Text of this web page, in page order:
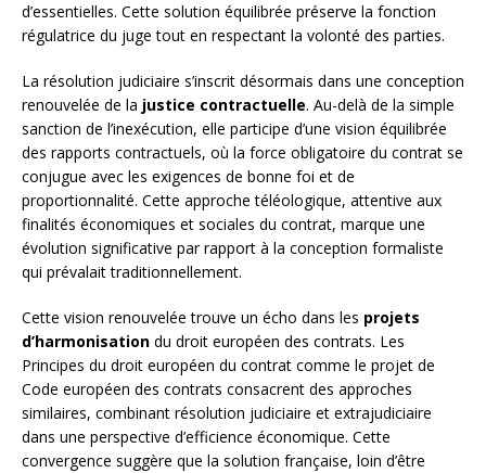
d’essentielles. Cette solution équilibrée préserve la fonction
régulatrice du juge tout en respectant la volonté des parties.
La résolution judiciaire s’inscrit désormais dans une conception
renouvelée de la justice contractuelle. Au-delà de la simple
sanction de l’inexécution, elle participe d’une vision équilibrée
des rapports contractuels, où la force obligatoire du contrat se
conjugue avec les exigences de bonne foi et de
proportionnalité. Cette approche téléologique, attentive aux
finalités économiques et sociales du contrat, marque une
évolution significative par rapport à la conception formaliste
qui prévalait traditionnellement.
Cette vision renouvelée trouve un écho dans les projets
d’harmonisation du droit européen des contrats. Les
Principes du droit européen du contrat comme le projet de
Code européen des contrats consacrent des approches
similaires, combinant résolution judiciaire et extrajudiciaire
dans une perspective d’efficience économique. Cette
convergence suggère que la solution française, loin d’être